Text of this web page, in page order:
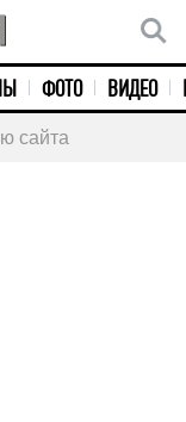
ФОТО ВИДЕО
сайта